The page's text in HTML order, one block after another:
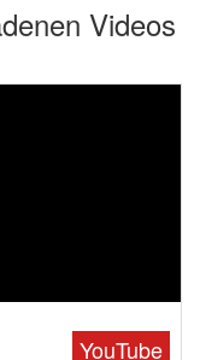
Videos
YouTube